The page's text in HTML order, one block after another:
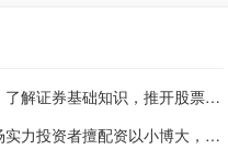
炒股必备常识：了解证券基础知识，推开股票市场大门
股票和期货市场实力投资者擅配资以小博大，顶配网优势尽显